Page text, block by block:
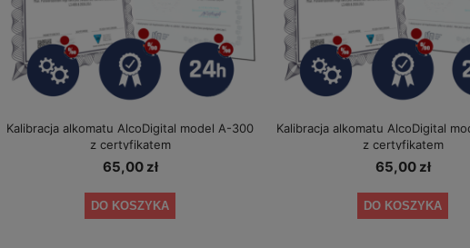
Kalibracja alkomatu AlcoDigital model A-300
z certyfikatem
65,00 zł
DO KOSZYKA
Kalibracja alkomatu AlcoDigital
z certyfikatem
65,00 zł
DO KOSZYKA